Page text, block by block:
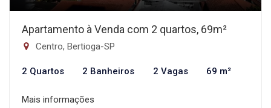
Apartamento à Venda com 2 quartos, 69m²
Centro, Bertioga-SP
2 Quartos 2 Banheiros 2 Vagas 69 m²
Mais informações